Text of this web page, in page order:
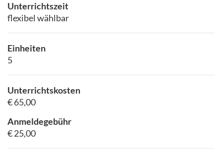
Unterrichtszeit
flexibel wählbar
Einheiten
5
Unterrichtskosten
€ 65,00
Anmeldegebühr
€ 25,00